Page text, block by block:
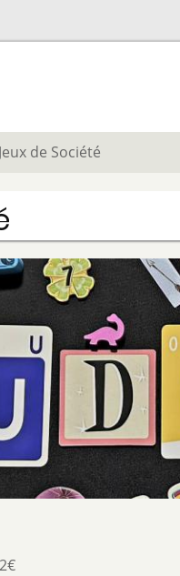
de Société